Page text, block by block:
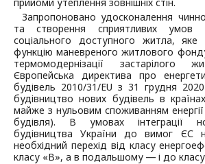
Запропоновано удосконалення
та створення сприятливих умов
соціального доступного житла,
функцію маневреного житлового
термомодернізації застарілого
Європейська директива про
будівель 2010/31/EU з 31 грудня
будівництво нових будівель в
майже з нульовим споживанням
будівля). В умовах інтеграції
будівництва України до вимог ЄС
необхідний перехід від класу
класу «В», а в подальшому ― і до